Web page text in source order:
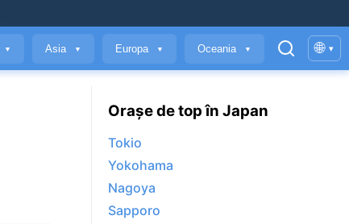
▼ Asia ▼ Europa ▼ Oceania ▼ 🌐 ▾
Orașe de top în Japan
Tokio
Yokohama
Nagoya
Sapporo